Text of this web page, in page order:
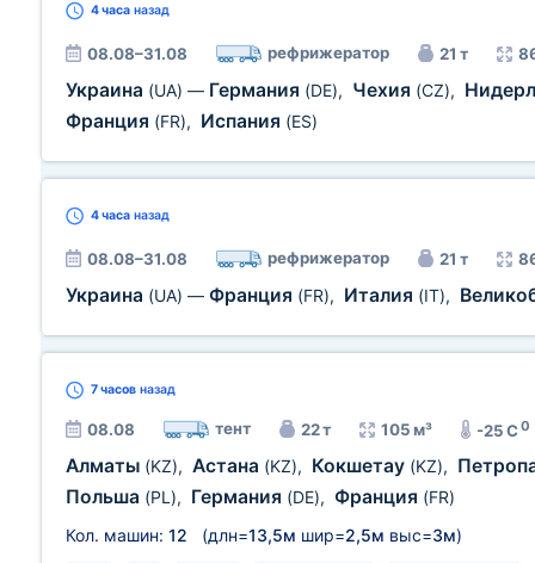
4 часа назад
08.08–31.08 рефрижератор 21 т
Украина (UA) — Германия (DE), Чехия (CZ),
Франция (FR), Испания (ES)
4 часа назад
08.08–31.08 рефрижератор 21 т
Украина (UA) — Франция (FR), Италия (IT),
7 часов назад
08.08 тент 22 т 105 м³ -25 C0
Алматы (KZ), Астана (KZ), Кокшетау (KZ),
Польша (PL), Германия (DE), Франция (FR)
Кол. машин: 12 (длн=13,5м шир=2,5м выс=3м)